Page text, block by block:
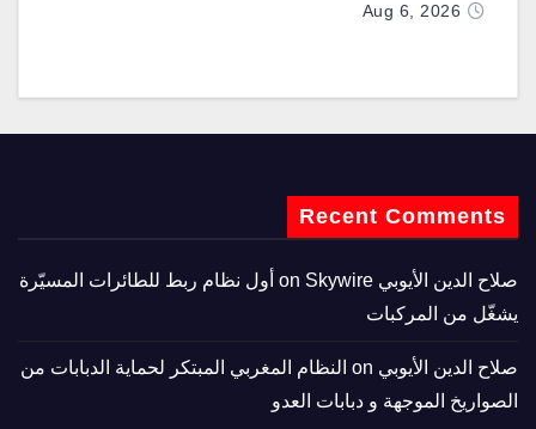
Aug 6, 2026
Recent Comments
صلاح الدين الأيوبي
Skywire أول نظام ربط للطائرات المسيّرة
يشغّل من المركبات
صلاح الدين الأيوبي
النظام المغربي المبتكر لحماية الدبابات من
الصواريخ الموجهة و دبابات العدو